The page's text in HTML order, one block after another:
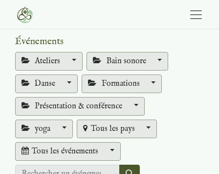
Événements
Ateliers Bain sonore
Danse Formations
Présentation & conférence
yoga Tous les pays
Tous les événements